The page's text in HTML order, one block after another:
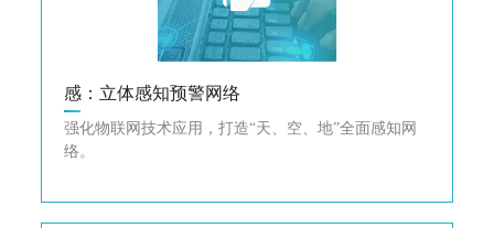
感：立体感知预警网络
强化物联网技术应用，打造“天、空、地”全面感知网
络。